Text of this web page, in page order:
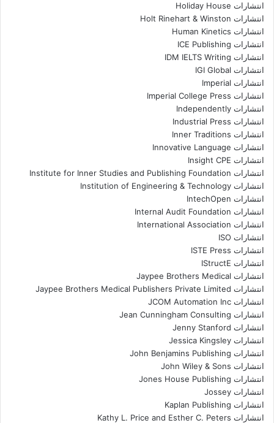
انتشارات Holiday House
انتشارات Holt Rinehart & Winston
انتشارات Human Kinetics
انتشارات ICE Publishing
انتشارات IDM IELTS Writing
انتشارات IGI Global
انتشارات Imperial
انتشارات Imperial College Press
انتشارات Independently
انتشارات Industrial Press
انتشارات Inner Traditions
انتشارات Innovative Language
انتشارات Insight CPE
انتشارات Institute for Inner Studies and Publishing Foundation
انتشارات Institution of Engineering & Technology
انتشارات IntechOpen
انتشارات Internal Audit Foundation
انتشارات International Association
انتشارات ISO
انتشارات ISTE Press
انتشارات IStructE
انتشارات Jaypee Brothers Medical
انتشارات Jaypee Brothers Medical Publishers Private Limited
انتشارات JCOM Automation Inc
انتشارات Jean Cunningham Consulting
انتشارات Jenny Stanford
انتشارات Jessica Kingsley
انتشارات John Benjamins Publishing
انتشارات John Wiley & Sons
انتشارات Jones House Publishing
انتشارات Jossey
انتشارات Kaplan Publishing
انتشارات Kathy L. Price and Esther C. Peters